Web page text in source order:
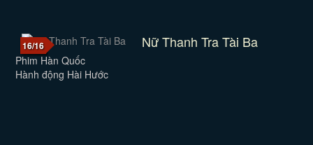
16/16 Nữ Thanh Tra Tài Ba
Phim Hàn Quốc
Hành động Hài Hước